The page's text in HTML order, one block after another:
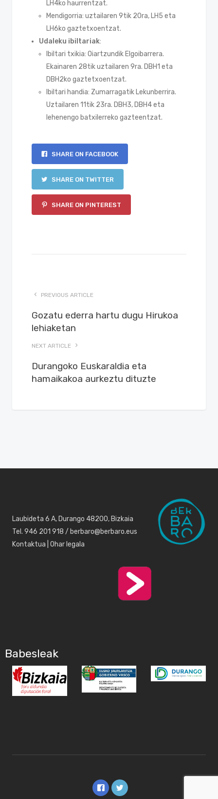
LH4ko haurrentzat.
Mendigorria: uztailaren 9tik 20ra, LH5 eta
LH6ko gaztetxoentzat.
Udaleku ibiltariak:
Ibiltari txikia: Oiartzundik Elgoibarrera.
Ekainaren 28tik uztailaren 9ra. DBH1 eta
DBH2ko gaztetxoentzat.
Ibiltari handia: Zumarragatik Lekunberrira.
Uztailaren 11tik 23ra. DBH3, DBH4 eta
lehenengo batxilerreko gazteentzat.
SHARE ON FACEBOOK
SHARE ON TWITTER
SHARE ON PINTEREST
PREVIOUS ARTICLE
Gozatu ederra hartu dugu Hirukoa
lehiaketan
NEXT ARTICLE
Durangoko Euskaraldia eta
hamaikakoa aurkeztu dituzte
Laubideta 6 A, Durango 48200, Bizkaia
Tel. 946 201 918 / berbaro@berbaro.eus
Kontaktua Ohar legala
Babesleak